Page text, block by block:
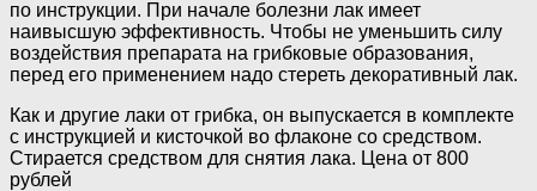
по инструкции. При начале болезни лак имеет
наивысшую эффективность. Чтобы не уменьшить силу
воздействия препарата на грибковые образования,
перед его применением надо стереть декоративный лак.
Как и другие лаки от грибка, он выпускается в комплекте
с инструкцией и кисточкой во флаконе со средством.
Стирается средством для снятия лака. Цена от 800
рублей